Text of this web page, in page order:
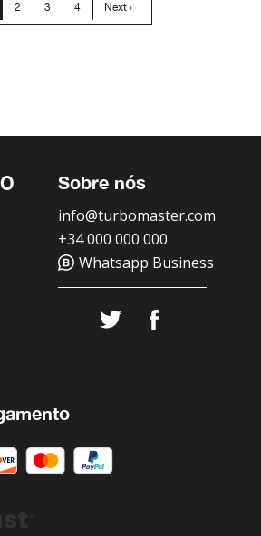
Página
2 Página
3 Página
4
Próxima
Next ›
Sobre nós
info@turbomaster.com
+34 000 000 000
Whatsapp Business